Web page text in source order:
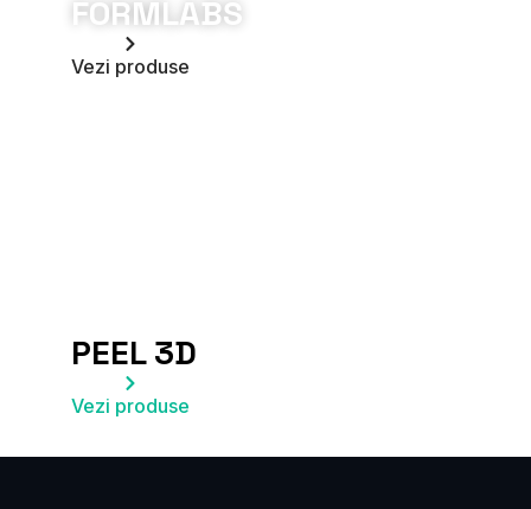
FORMLABS
Vezi produse
PEEL 3D
Vezi produse